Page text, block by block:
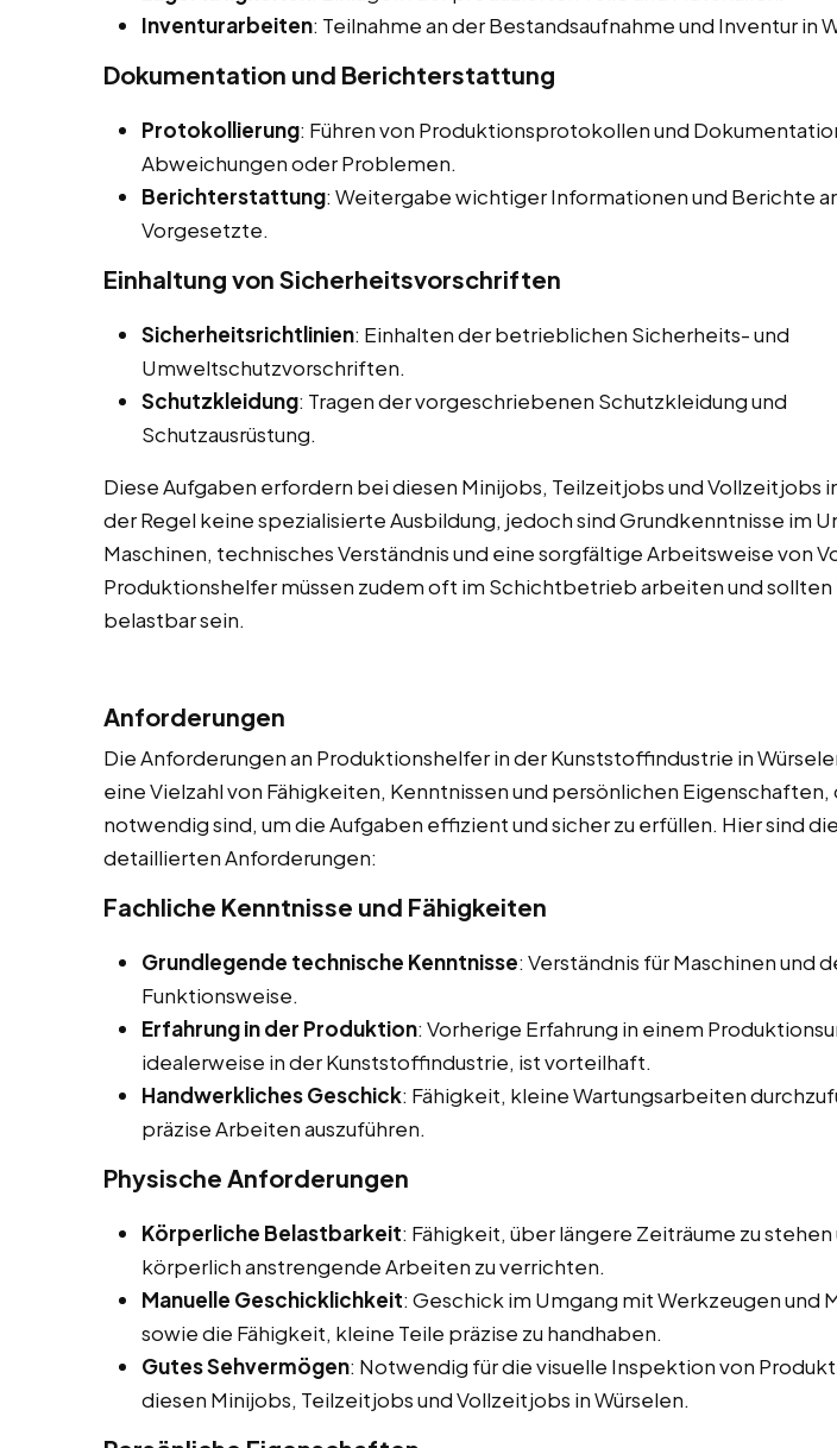
Inventurarbeiten: Teilnahme an der Bestandsaufnahme und Inventur in
Dokumentation und Berichterstattung
Protokollierung: Führen von Produktionsprotokollen und
Abweichungen oder Problemen.
Berichterstattung: Weitergabe wichtiger Informationen und Berichte
Vorgesetzte.
Einhaltung von Sicherheitsvorschriften
Sicherheitsrichtlinien: Einhalten der betrieblichen Sicherheits- und
Umweltschutzvorschriften.
Schutzkleidung: Tragen der vorgeschriebenen Schutzkleidung und
Schutzausrüstung.
Diese Aufgaben erfordern bei diesen Minijobs, Teilzeitjobs und Vollzeitjobs
der Regel keine spezialisierte Ausbildung, jedoch sind Grundkenntnisse im
Maschinen, technisches Verständnis und eine sorgfältige Arbeitsweise von
Produktionshelfer müssen zudem oft im Schichtbetrieb arbeiten und
belastbar sein.
Anforderungen
Die Anforderungen an Produktionshelfer in der Kunststoffindustrie in
eine Vielzahl von Fähigkeiten, Kenntnissen und persönlichen Eigenschaften,
notwendig sind, um die Aufgaben effizient und sicher zu erfüllen. Hier sind die
detaillierten Anforderungen:
Fachliche Kenntnisse und Fähigkeiten
Grundlegende technische Kenntnisse: Verständnis für Maschinen und
Funktionsweise.
Erfahrung in der Produktion: Vorherige Erfahrung in einem
idealerweise in der Kunststoffindustrie, ist vorteilhaft.
Handwerkliches Geschick: Fähigkeit, kleine Wartungsarbeiten
präzise Arbeiten auszuführen.
Physische Anforderungen
Körperliche Belastbarkeit: Fähigkeit, über längere Zeiträume zu stehen
körperlich anstrengende Arbeiten zu verrichten.
Manuelle Geschicklichkeit: Geschick im Umgang mit Werkzeugen und
sowie die Fähigkeit, kleine Teile präzise zu handhaben.
Gutes Sehvermögen: Notwendig für die visuelle Inspektion von
diesen Minijobs, Teilzeitjobs und Vollzeitjobs in Würselen.